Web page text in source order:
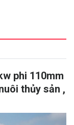
phi 110mm
thủy sản ,